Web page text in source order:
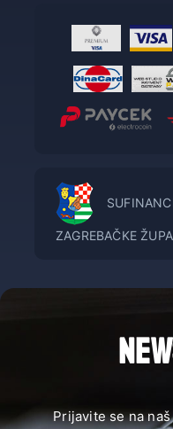
ZAGREBAČKE
Prijavite se na